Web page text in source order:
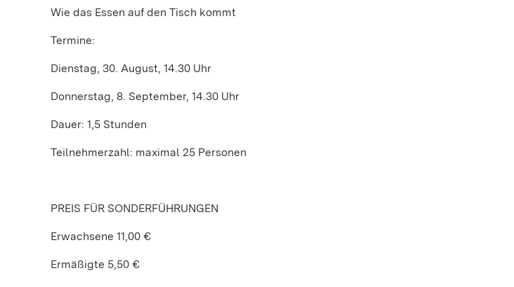
Wie das Essen auf den Tisch kommt
Termine:
Dienstag, 30. August, 14.30 Uhr
Donnerstag, 8. September, 14.30 Uhr
Dauer: 1,5 Stunden
Teilnehmerzahl: maximal 25 Personen
PREIS FÜR SONDERFÜHRUNGEN
Erwachsene 11,00 €
Ermäßigte 5,50 €